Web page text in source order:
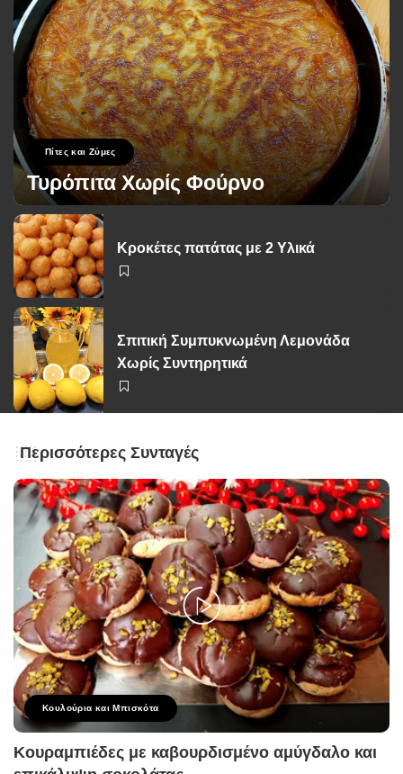
Πίτες και Ζύμες
Τυρόπιτα Χωρίς Φούρνο
Posted
by
George Zolis 17 Σεπτεμβρίου 2024
Κροκέτες πατάτας με 2 Υλικά
Σπιτική Συμπυκνωμένη Λεμονάδα
Χωρίς Συντηρητικά
Περισσότερες Συνταγές
Κουλούρια και Μπισκότα
Κουραμπιέδες με καβουρδισμένο αμύγδαλο και